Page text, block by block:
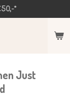
*
Just